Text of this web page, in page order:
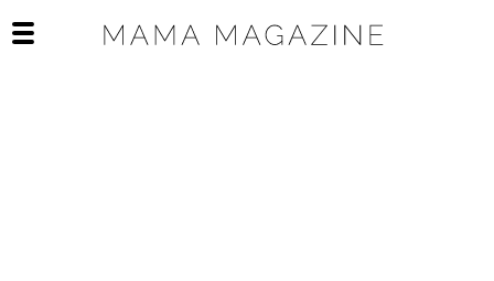
Open het mobiele menu